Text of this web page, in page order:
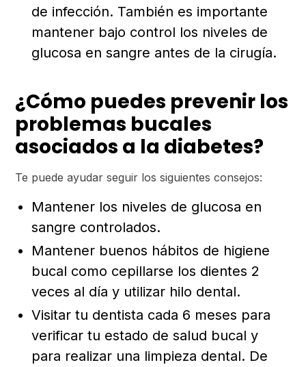
de infección. También es importante
mantener bajo control los niveles de
glucosa en sangre antes de la cirugía.
¿Cómo puedes prevenir los
problemas bucales
asociados a la diabetes?
Te puede ayudar seguir los siguientes consejos:
Mantener los niveles de glucosa en
sangre controlados.
Mantener buenos hábitos de higiene
bucal como cepillarse los dientes 2
veces al día y utilizar hilo dental.
Visitar tu dentista cada 6 meses para
verificar tu estado de salud bucal y
para realizar una limpieza dental. De